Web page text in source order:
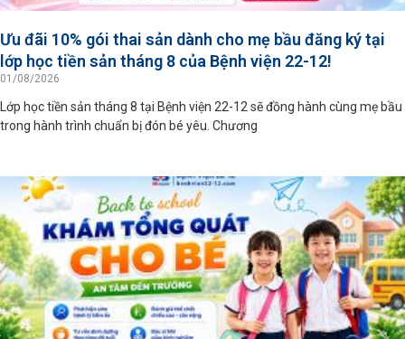
Ưu đãi 10% gói thai sản dành cho mẹ bầu đăng ký tại
lớp học tiền sản tháng 8 của Bệnh viện 22-12!
01/08/2026
Lớp học tiền sản tháng 8 tại Bệnh viện 22-12 sẽ đồng hành cùng mẹ bầu
trong hành trình chuẩn bị đón bé yêu. Chương